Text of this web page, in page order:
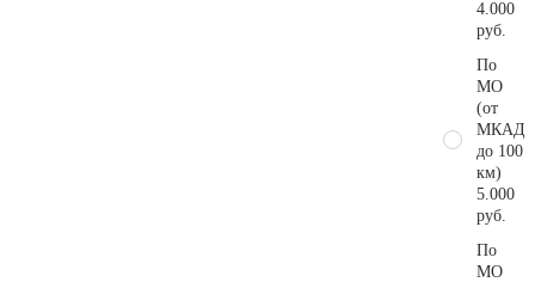
4.000
руб.
По
МО
(от
МКАД
до 100
км)
5.000
руб.
По
МО